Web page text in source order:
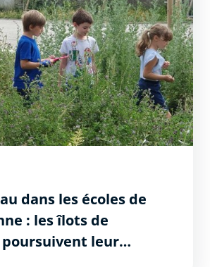
dans les écoles de
: les îlots de
leur